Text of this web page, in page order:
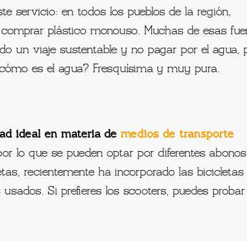
servicio: en todos los pueblos de la región,
plástico monouso. Muchas de esas
un viaje sustentable y no pagar por el agua,
es el agua? Fresquísima y muy pura.
ideal en materia demedios de transporte
lo que se pueden optar por diferentes
recientemente ha incorporado las bicicletas
Si prefieres los scooters, puedes